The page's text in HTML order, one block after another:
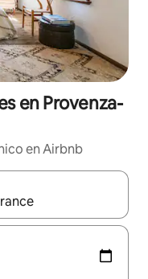
en Provenza-
en Airbnb
podrás navegar